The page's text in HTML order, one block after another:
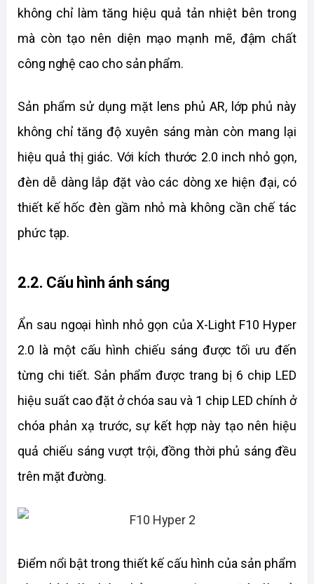
không chỉ làm tăng hiệu quả tản nhiệt bên trong
mà còn tạo nên diện mạo mạnh mẽ, đậm chất
công nghệ cao cho sản phẩm.
Sản phẩm sử dụng mặt lens phủ AR, lớp phủ này
không chỉ tăng độ xuyên sáng màn còn mang lại
hiệu quả thị giác. Với kích thước 2.0 inch nhỏ gọn,
đèn dễ dàng lắp đặt vào các dòng xe hiện đại, có
thiết kế hốc đèn gầm nhỏ mà không cần chế tác
phức tạp.
2.2. Cấu hình ánh sáng
Ẩn sau ngoại hình nhỏ gọn của X-Light F10 Hyper
2.0 là một cấu hình chiếu sáng được tối ưu đến
từng chi tiết. Sản phẩm được trang bị 6 chip LED
hiệu suất cao đặt ở chóa sau và 1 chip LED chính ở
chóa phản xạ trước, sự kết hợp này tạo nên hiệu
quả chiếu sáng vượt trội, đồng thời phủ sáng đều
trên mặt đường.
Điểm nổi bật trong thiết kế cấu hình của sản phẩm